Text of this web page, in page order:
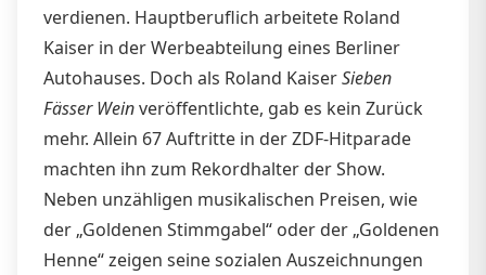
verdienen. Hauptberuflich arbeitete Roland
Kaiser in der Werbeabteilung eines Berliner
Autohauses. Doch als Roland KaiserSieben
Fässer Weinveröffentlichte, gab es kein Zurück
mehr. Allein 67 Auftritte in der ZDF-Hitparade
machten ihn zum Rekordhalter der Show.
Neben unzähligen musikalischen Preisen, wie
der „Goldenen Stimmgabel“ oder der „Goldenen
Henne“ zeigen seine sozialen Auszeichnungen